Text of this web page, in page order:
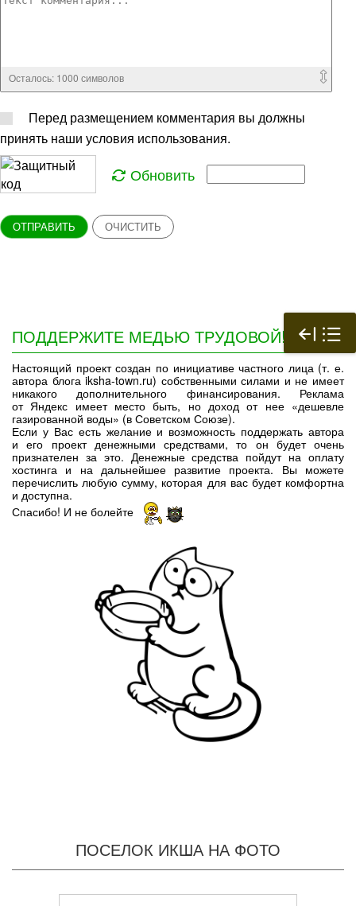
Осталось: 1000 символов
Перед размещением комментария вы должны
принять наши условия использования.
Обновить
ОТПРАВИТЬ ОЧИСТИТЬ
ПОДДЕРЖИТЕ МЕДЬЮ ТРУДОВОЙ!
Настоящий проект создан по инициативе частного лица (т. е.
автора блога iksha-town.ru) собственными силами и не имеет
никакого дополнительного финансирования. Реклама
от Яндекс имеет место быть, но доход от нее «дешевле
газированной воды» (в Советском Союзе).
Если у Вас есть желание и возможность поддержать автора
и его проект денежными средствами, то он будет очень
признателен за это. Денежные средства пойдут на оплату
хостинга и на дальнейшее развитие проекта. Вы можете
перечислить любую сумму, которая для вас будет комфортна
и доступна.
Спасибо! И не болейте
ПОСЕЛОК ИКША НА ФОТО